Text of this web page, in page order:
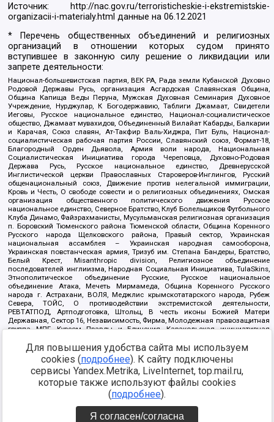
Источник:
http://nac.gov.ru/terroristicheskie-i-ekstremistskie-
organizacii-i-materialy.html данные на06.12.2021
* Перечень общественных объединений и религиозных
организаций в отношении которых судом принято
вступившее в законную силу решение о ликвидации или
запрете деятельности:
Национал-большевистская партия, ВЕК РА, Рада земли Кубанской Духовно
Родовой Державы Русь, организация Асгардская Славянская Община,
Община Капища Веды Перуна, Мужская Духовная Семинария Духовное
Учреждение, Нурджулар, К Богодержавию, Таблиги Джамаат, Свидетели
Иеговы, Русское национальное единство, Национал-социалистическое
общество, Джамаат мувахидов, Объединенный Вилайат Кабарды, Балкарии
и Карачая, Союз славян, Ат-Такфир Валь-Хиджра, Пит Буль, Национал-
социалистическая рабочая партия России, Славянский союз, Формат-18,
Благородный Орден Дьявола, Армия воли народа, Национальная
Социалистическая Инициатива города Череповца, Духовно-Родовая
Держава Русь, Русское национальное единство, Древнерусской
Инглистической церкви Православных Староверов-Инглингов, Русский
общенациональный союз, Движение против нелегальной иммиграции,
Кровь и Честь, О свободе совести и о религиозных объединениях, Омская
организация общественного политического движения Русское
национальное единство, Северное Братство, Клуб Болельщиков Футбольного
Клуба Динамо, Файзрахманисты, Мусульманская религиозная организация
п. Боровский Тюменского района Тюменской области, Община Коренного
Русского народа Щелковского района, Правый сектор, Украинская
национальная ассамблея – Украинская народная самооборона,
Украинская повстанческая армия, Тризуб им. Степана Бандеры, Братство,
Белый Крест, Misanthropic division, Религиозное объединение
последователей инглиизма, Народная Социальная Инициатива, TulaSkins,
Этнополитическое объединение Русские, Русское национальное
объединение Атака, Мечеть Мирмамеда, Община Коренного Русского
народа г. Астрахани, ВОЛЯ, Меджлис крымскотатарского народа, Рубеж
Севера, ТОЙС, О противодействии экстремистской деятельности,
РЕВТАТПОД, Артподготовка, Штольц, В честь иконы Божией Матери
Державная, Сектор 16, Независимость, Фирма, Молодежная правозащитная
группа МПГ, Курсом Правды и Единения, Каракольская инициативная
Благотворительный пансионат Ак Умут, Русская республика Русь,
Арестантское уголовное единство, Башкорт, Нация и свобода, W.H.С., Фалунь
Дафа, Иртыш Ultras, Русский Патриотический клуб-Новокузнецк/РПК,
Сибирский державный союз, Фонд борьбы с коррупцией, Фонд защиты прав
граждан, Штабы Навального, Совет граждан СССР Прикубанского округа г.
Краснодара
https://minjust.gov.ru/ru/documents/7822/
Для повышения удобства сайта мы используем
cookies (подробнее). К сайту подключены
сервисы Yandex.Metrika, LiveInternet, top.mail.ru,
которые также используют файлы cookies
(подробнее).
Я согласен/согласна